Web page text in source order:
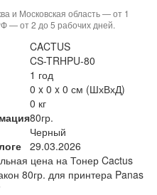
и Московская область — от 1
— от 2 до 5 рабочих дней.
CACTUS
CS-TRHPU-80
1 год
0 x 0 x 0 см (ШхВхД)
0 кг
80гр.
Черный
29.03.2026
цена на Тонер Cactus
80гр. для принтера Panas